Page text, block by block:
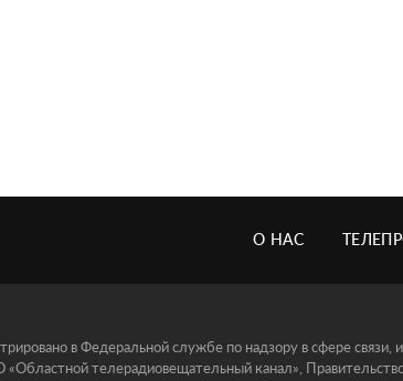
О НАС
в Федеральной службе по надзору в сфере
телерадиовещательный канал»,